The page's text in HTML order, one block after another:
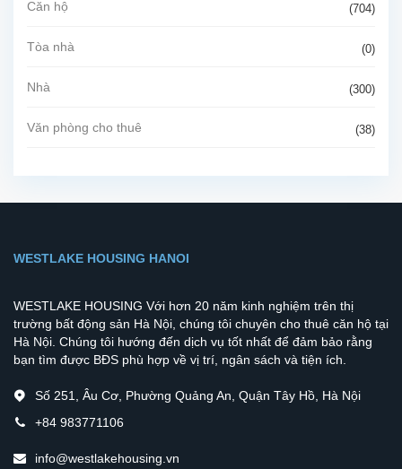
Căn hộ (704)
Tòa nhà (0)
Nhà (300)
Văn phòng cho thuê (38)
WESTLAKE HOUSING HANOI
WESTLAKE HOUSING Với hơn 20 năm kinh nghiệm trên thị
trường bất động sản Hà Nội, chúng tôi chuyên cho thuê căn hộ tại
Hà Nội. Chúng tôi hướng đến dịch vụ tốt nhất để đảm bảo rằng
bạn tìm được BĐS phù hợp về vị trí, ngân sách và tiện ích.
Số 251, Âu Cơ, Phường Quảng An, Quận Tây Hồ, Hà Nội
+84 983771106
info@westlakehousing.vn